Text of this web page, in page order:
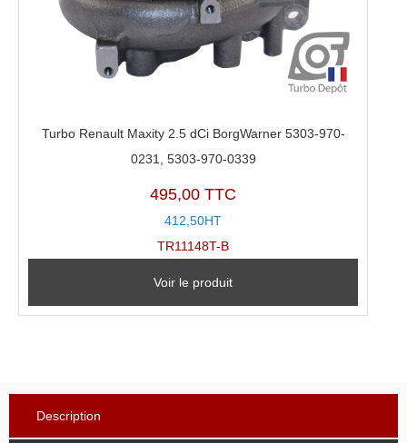
Turbo Renault Maxity 2.5 dCi BorgWarner 5303-970-
0231, 5303-970-0339
495,00 TTC
412,50HT
TR11148T-B
Voir le produit
Description